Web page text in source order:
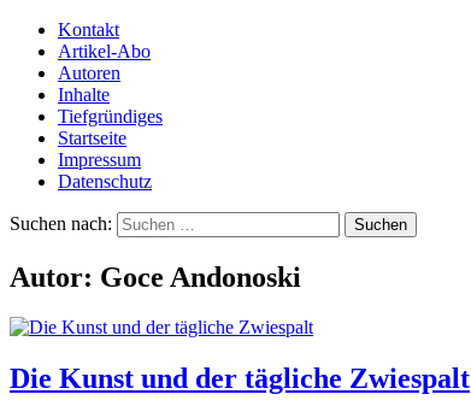
Kontakt
Artikel-Abo
Autoren
Inhalte
Tiefgründiges
Startseite
Impressum
Datenschutz
Suchen nach:
Autor: Goce Andonoski
Die Kunst und der tägliche Zwiespalt